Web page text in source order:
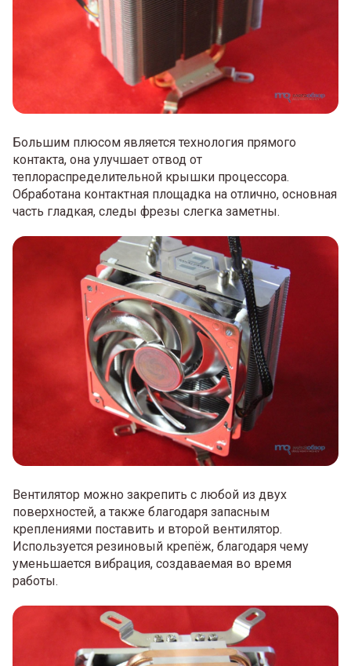
Большим плюсом является технология прямого
контакта, она улучшает отвод от
теплораспределительной крышки процессора.
Обработана контактная площадка на отлично, основная
часть гладкая, следы фрезы слегка заметны.
Вентилятор можно закрепить с любой из двух
поверхностей, а также благодаря запасным
креплениями поставить и второй вентилятор.
Используется резиновый крепёж, благодаря чему
уменьшается вибрация, создаваемая во время
работы.